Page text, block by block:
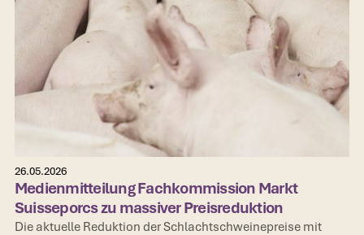
26.05.2026
Medienmitteilung Fachkommission Markt
Suisseporcs zu massiver Preisreduktion
Die aktuelle Reduktion der Schlachtschweinepreise mit